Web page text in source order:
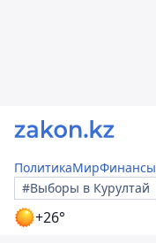
ПолитикаМирФинансы
#Выборы в Курултай
+26°